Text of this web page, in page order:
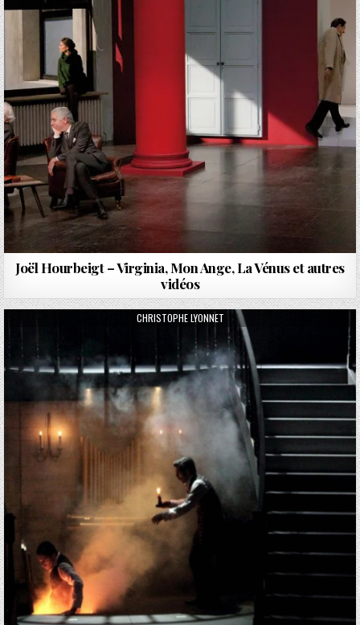
Joël Hourbeigt – Virginia, Mon Ange, La Vénus et autres
vidéos
AUTHOR:
CHRISTOPHE LYONNET